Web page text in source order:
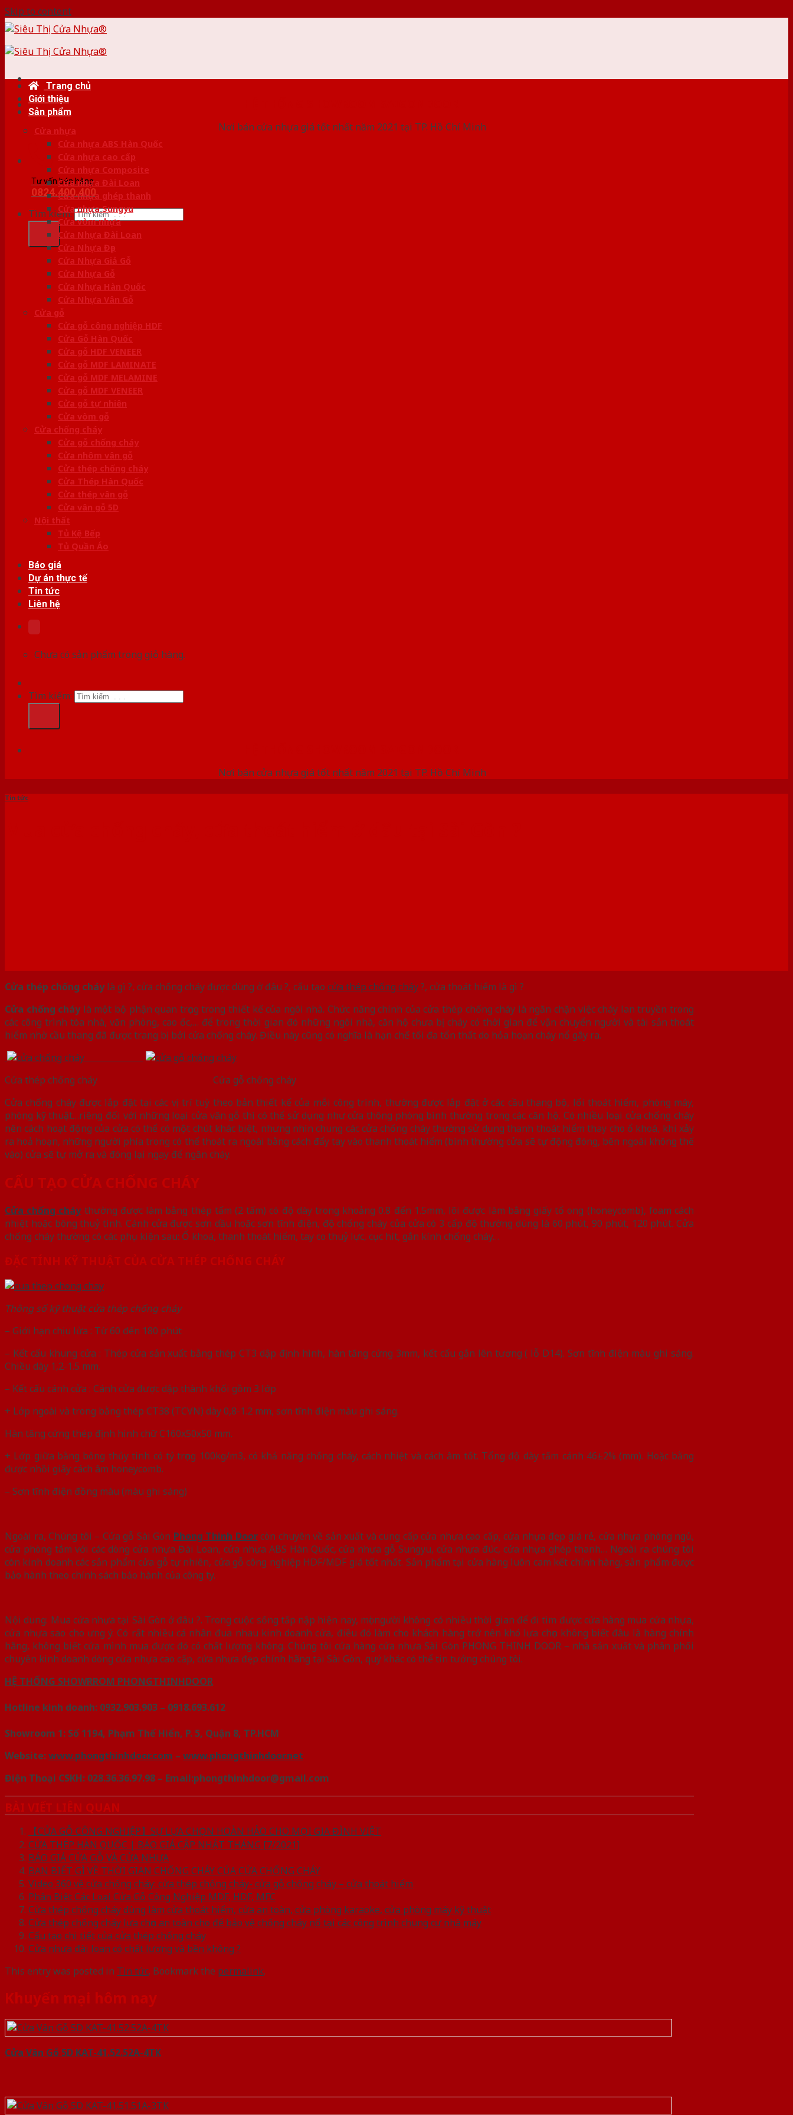
Skip to content
Nơi bán cửa nhựa giá tốt nhất năm 2021 tại TP. Hồ Chí Minh
Tư vấn bán hàng
0824.400.400
Tìm kiếm:
Trang chủ
Giới thiệu
Sản phẩm
Cửa nhựa
Cửa nhựa ABS Hàn Quốc
Cửa nhựa cao cấp
Cửa nhựa Composite
Cửa nhựa Đài Loan
Cửa nhựa ghép thanh
Cửa nhựa Sungyu
Cửa vòm nhựa
Cửa Nhựa Đài Loan
Cửa Nhựa Đẹp
Cửa Nhựa Giả Gỗ
Cửa Nhựa Gỗ
Cửa Nhựa Hàn Quốc
Cửa Nhựa Vân Gỗ
Cửa gỗ
Cửa gỗ công nghiệp HDF
Cửa Gỗ Hàn Quốc
Cửa gỗ HDF VENEER
Cửa gỗ MDF LAMINATE
Cửa gỗ MDF MELAMINE
Cửa gỗ MDF VENEER
Cửa gỗ tự nhiên
Cửa vòm gỗ
Cửa chống cháy
Cửa gỗ chống cháy
Cửa nhôm vân gỗ
Cửa thép chống cháy
Cửa Thép Hàn Quốc
Cửa thép vân gỗ
Cửa vân gỗ 5D
Nội thất
Tủ Kệ Bếp
Tủ Quần Áo
Báo giá
Dự án thực tế
Tin tức
Liên hệ
Chưa có sản phẩm trong giỏ hàng.
Tìm kiếm:
Nơi bán cửa nhựa giá tốt nhất năm 2021 tại TP. Hồ Chí Minh
Tin tức
Cửa thép chống cháylà gì ?, cửa chống cháy được dùng ở đâu ?, cấu tạo cửa thép chống cháy?, cửa thoát hiểm là gì ?
Cửa chống cháylà một bộ phận quan trọng trong thiết kế của ngôi nhà. Chức năng chính của cửa thép chống cháy là ngăn chặn việc cháy lan truyền trong
các công trình tòa nhà, văn phòng, cao ốc,… để trong thời gian đó những ngôi nhà, căn hộ chưa bị cháy có thời gian để vận chuyển người và tài sản thoát
hiểm nhờ cầu thang đã được trang bị bởi cửa chống cháy. Điều này cũng có nghĩa là hạn chế tối đa tổn thất do hỏa hoạn cháy nổ gây ra.
Cửa thép chống cháy Cửa gỗ chống cháy
Cửa chống cháy được lắp đặt tại các vị trí tuỳ theo bản thiết kế của mỗi công trình, thường được lắp đặt ở các cầu thang bộ, lối thoát hiểm, phòng máy,
phòng kỹ thuật…riêng đối với những loại cửa vân gỗ thì có thể sử dụng như cửa thông phòng bình thường trong các căn hộ. Có nhiều loại cửa chống cháy
nên cách hoạt động của cửa có thể có một chút khác biệt, nhưng nhìn chung các cửa chống cháy thường sử dụng thanh thoát hiểm thay cho ổ khoá, khi xảy
ra hoả hoạn, những người phía trong có thể thoát ra ngoài bằng cách đẩy tay vào thanh thoát hiểm (bình thường cửa sẽ tự động đóng, bên ngoài không thể
vào) cửa sẽ tự mở ra và đóng lại ngay để ngăn cháy.
CẤU TẠO CỬA CHỐNG CHÁY
Cửa chống cháythường được làm bằng thép tấm (2 tấm) có độ dày trong khoảng 0.8 đến 1.5mm, lõi được làm bằng giấy tổ ong (honeycomb), foam cách
nhiệt hoặc bông thuỷ tinh. Cánh cửa được sơn dầu hoặc sơn tĩnh điện, độ chống cháy của cửa có 3 cấp độ thường dùng là 60 phút, 90 phút, 120 phút. Cửa
chống cháy thường có các phụ kiện sau: Ổ khoá, thanh thoát hiểm, tay co thuỷ lực, cục hít, gắn kính chống cháy…
ĐẶC TÍNH KỸ THUẬT CỦA CỬA THÉP CHỐNG CHÁY
Thông số kỹ thuật cửa thép chống cháy
– Giới hạn chịu lửa : Từ 60 đến 180 phút
– Kết cấu khung cửa : Thép cửa sản xuất bằng thép CT3 dập định hình, hàn tăng cứng 3mm, kết cấu gắn lên tương ( lỗ D14). Sơn tĩnh điện màu ghi sáng.
Chiều dày 1,2-1.5 mm.
– Kết cấu cánh cửa : Cánh cửa được dập thành khối gồm 3 lớp
+ Lớp ngoài và trong bằng thép CT38 (TCVN) dày 0,8-1.2 mm, sơn tĩnh điện màu ghi sáng.
Hàn tăng cứng thép định hình chữ C160x50x50 mm.
+ Lớp giữa bằng bông thủy tinh có tỷ trọng 100kg/m3, có khả năng chống cháy, cách nhiệt và cách âm tốt. Tổng độ dày tấm cánh 46±2% (mm). Hoặc bằng
được nhồi giấy cách âm honeycomb.
– Sơn tĩnh điện đồng màu (màu ghi sáng)
Ngoài ra, Chúng tôi – Cửa gỗ Sài Gòn Phong Thinh Doorcòn chuyên về sản xuất và cung cấp cửa nhựa cao cấp, cửa nhựa đẹp giá rẻ, cửa nhựa phòng ngủ,
cửa phòng tắm với các dòng cửa nhựa Đài Loan, cửa nhựa ABS Hàn Quốc, cửa nhựa gỗ Sungyu, cửa nhựa đúc, cửa nhựa ghép thanh… Ngoài ra chúng tôi
còn kinh doanh các sản phẩm cửa gỗ tự nhiên, cửa gỗ công nghiệp HDF/MDF giá tốt nhất. Sản phẩm tại cửa hàng luôn cam kết chính hàng, sản phẩm được
bảo hành theo chính sách bảo hành của công ty.
Nội dung: Mua cửa nhựa tại Sài Gòn ở đâu ?. Trong cuộc sống tấp nập hiện nay, mọi người không có nhiều thời gian để đi tìm được cửa hàng mua cửa nhựa,
cửa nhựa sao cho ưng ý. Có rất nhiều cá nhân đua nhau kinh doanh cửa, điều đó làm cho khách hàng trở nên khó lựa chọn không biết đâu là hàng chính
hãng, không biết cửa mình mua được đó có chất lượng không. Chúng tôi cửa hàng cửa nhựa Sài Gòn PHONG THINH DOOR – nhà sản xuất và phân phối
chuyên kinh doanh dòng cửa nhựa cao cấp, cửa nhựa đẹp chính hãng tại Sài Gòn, quý khác có thể tin tưởng chúng tôi.
HỆ THỐNG SHOWRROM PHONGTHINHDOOR
Hotline kinh doanh: 0932.903.903 – 0918.693.612
Showroom 1: Số 1194, Phạm Thế Hiển, P. 5, Quận 8, TP.HCM
Website:www.phongthinhdoor.com – www.phongthinhdoor.net
Điện Thoại CSKH: 028.36.36.97.98 – Email:phongthinhdoor@gmail.com
BÀI VIẾT LIÊN QUAN
【CỬA GỖ CÔNG NGHIỆP】SỰ LỰA CHỌN HOÀN HẢO CHO MỌI GIA ĐÌNH VIỆT
CỬA THÉP HÀN QUỐC | BÁO GIÁ CẬP NHẬT THÁNG [7/2021]
BÁO GIÁ CỬA GỖ VÀ CỬA NHỰA
BẠN BIẾT GÌ VỀ THỜI GIAN CHỐNG CHÁY CỦA CỬA CHỐNG CHÁY
Video 360 về cửa chống cháy: cửa thép chống cháy- cửa gỗ chống cháy – cửa thoát hiểm
Phân Biệt Các Loại Cửa Gỗ Công Nghiệp MDF, HDF, MFC
Cửa thép chống cháy dùng làm cửa thoát hiểm, cửa an toàn, cửa phòng karaoke, cửa phòng máy kỹ thuật
Cửa thép chống cháy lựa chọn an toàn cho để bảo vệ chống cháy nổ tại các công trình chung cư nhà máy
Cấu tạo chi tiết của cửa thép chống cháy
Cửa nhựa đài loan có chất lượng và bền không ?
This entry was posted in Tin tức. Bookmark the permalink.
Khuyến mại hôm nay
Cửa Vân Gỗ 5D KAT-41.52.52A-4TK